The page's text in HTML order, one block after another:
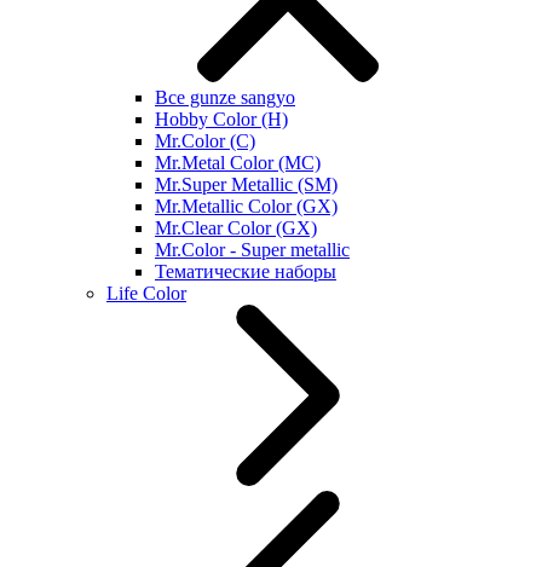
Все gunze sangyo
Hobby Color (H)
Mr.Color (C)
Mr.Metal Color (MC)
Mr.Super Metallic (SM)
Mr.Metallic Color (GX)
Mr.Clear Color (GX)
Mr.Color - Super metallic
Тематические наборы
Life Color